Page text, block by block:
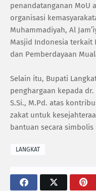
penandatanganan MoU
organisasi
Muhammadiyah, Al
Masjid Indonesia terkait
dan Pemberdayaan
Selain itu, Bupati
penghargaan kepada
S.Si., M.Pd. atas
zakat untuk
bantuan secara
LANGKAT